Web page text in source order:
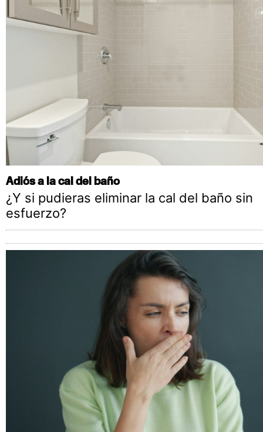
Adiós a la cal del baño
¿Y si pudieras eliminar la cal del baño sin
esfuerzo?